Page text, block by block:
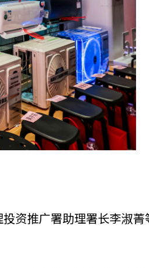
资推广署助理署长李淑菁